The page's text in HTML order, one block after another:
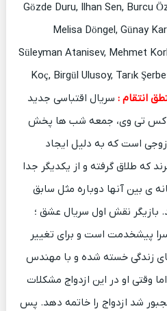
Gözde Duru, Ilhan Sen, Burcu
Melisa Döngel, Günay
Süleyman Atanisev, Mehmet
Koç, Birgül Ulusoy, Tarık
انتقام : سریال اقتباسی جدید
که از فاکس تی وی، جمعه شب ها پخش
زوجی است که به دلیل ایجاد
که طلاق گرفته و از یکدیگر جدا
ی بین آنها دوباره مثل سابق
نقش اول سریال عشق ؛
پیشخدمت است و برای تغییر
زندگی خسته شده و با مهندس
وقتی او در این ازدواج مشکلات
شد ازدواج را خاتمه دهد. پس